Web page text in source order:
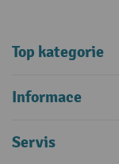
Top kategorie
Informace
Servis